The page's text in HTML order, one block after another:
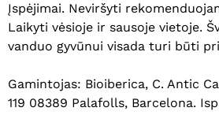
Eiti Į
Įspėjimai. Neviršyti
Laikyti vėsioje ir sausoje vietoje.
vanduo gyvūnui visada turi būti
Gamintojas: Bioiberica, C. Antic
119 08389 Palafolls, Barcelona.